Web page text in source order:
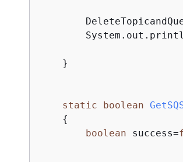
    }
static boolean
{
boolean success=